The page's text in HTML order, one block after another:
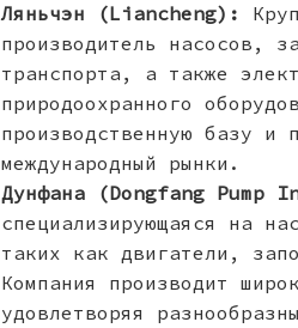
Ляньчэн (Liancheng):
производитель насосов,
транспорта, а также
природоохранного
производственную базу и
международный рынки.
Дунфана (Dongfang Pump
специализирующаяся на
таких как двигатели,
Компания производит
удовлетворяя